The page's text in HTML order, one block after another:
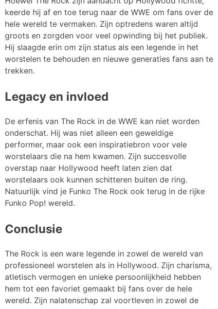
keerde hij af en toe terug naar de WWE om fans over de
hele wereld te vermaken. Zijn optredens waren altijd
groots en zorgden voor veel opwinding bij het publiek.
Hij slaagde erin om zijn status als een legende in het
worstelen te behouden en nieuwe generaties fans aan te
trekken.
Legacy en invloed
De erfenis van The Rock in de WWE kan niet worden
onderschat. Hij was niet alleen een geweldige
performer, maar ook een inspiratiebron voor vele
worstelaars die na hem kwamen. Zijn succesvolle
overstap naar Hollywood heeft laten zien dat
worstelaars ook kunnen schitteren buiten de ring.
Natuurlijk vind je Funko The Rock ook terug in de rijke
Funko Pop! wereld.
Conclusie
The Rock is een ware legende in zowel de wereld van
professioneel worstelen als in Hollywood. Zijn charisma,
atletisch vermogen en unieke persoonlijkheid hebben
hem tot een favoriet gemaakt bij fans over de hele
wereld. Zijn nalatenschap zal voortleven in zowel de